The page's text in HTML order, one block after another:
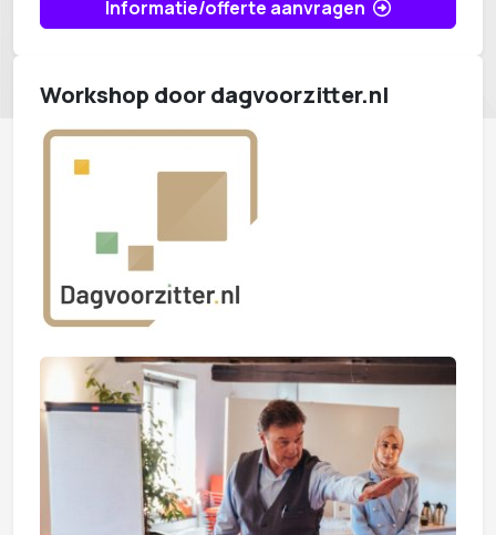
Informatie/offerte aanvragen
Workshop door dagvoorzitter.nl